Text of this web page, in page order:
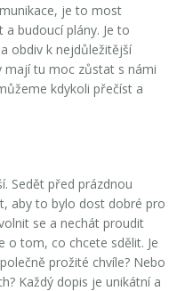
je to most
budoucí plány. Je to
obdiv k nejdůležitější
mají tu moc zůstat s námi
kdykoli přečíst a
Sedět před prázdnou
aby to bylo dost dobré pro
se a nechát proudit
o tom, co chcete sdělit. Je
prožité chvíle? Nebo
Každý dopis je unikátní a